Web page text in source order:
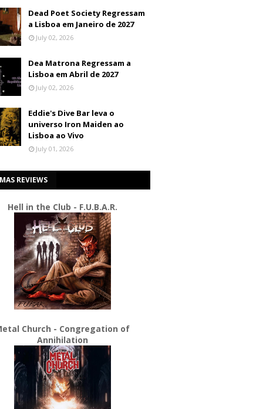
Dead Poet Society Regressam
a Lisboa em Janeiro de 2027
July 02, 2026
Dea Matrona Regressam a
Lisboa em Abril de 2027
July 02, 2026
Eddie's Dive Bar leva o
universo Iron Maiden ao
Lisboa ao Vivo
July 01, 2026
REVIEWS
Hell in the Club - F.U.B.A.R.
Church - Congregation of
Annihilation